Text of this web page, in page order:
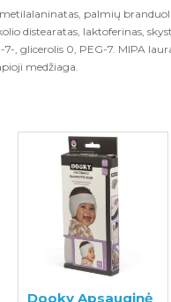
palmių
distearatas, laktoferinas,
, glicerolis 0, PEG-7. MIPA
medžiaga.
Dooky Apsauginė